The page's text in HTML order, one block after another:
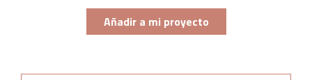
Añadir a mi proyecto